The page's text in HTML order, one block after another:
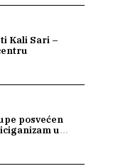
Kali Sari –
posvećen
u